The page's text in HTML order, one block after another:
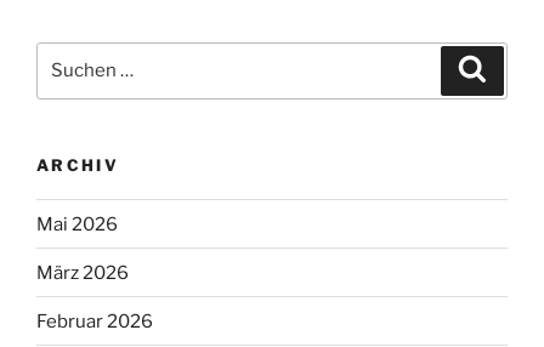
nach:
ARCHIV
Mai 2026
März 2026
Februar 2026